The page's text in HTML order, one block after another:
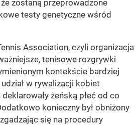
zostaną przeprowadzone
testy genetyczne wśród
Association, czyli organizacja
tenisowe rozgrywki
kontekście bardziej
w rywalizacji kobiet
żeńską płeć od co
konieczny był obniżony
się na procedury